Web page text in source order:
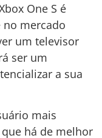
One S é
mercado
um televisor
ser um
a sua
mais
há de melhor